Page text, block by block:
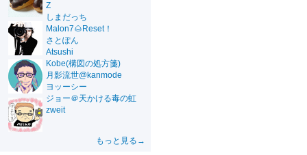
Z
しまだっち
Malon7🌰Reset！
さとぽん
Atsushi
Kobe(構図の処方箋)
月影流世@kanmode
ヨッーシー
ジョー＠天かける毒の虹
zweit
もっと見る→